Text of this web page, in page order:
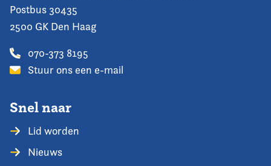
Postbus 30435
2500 GK Den Haag
070-373 8195
Stuur ons een e-mail
Snel naar
Lid worden
Nieuws